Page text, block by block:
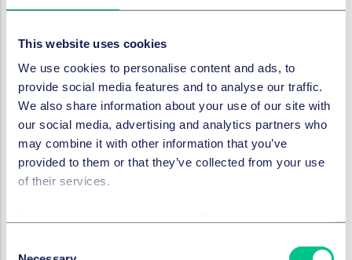
This website uses cookies
We use cookies to personalise content and ads, to
provide social media features and to analyse our traffic.
We also share information about your use of our site with
our social media, advertising and analytics partners who
may combine it with other information that you’ve
provided to them or that they’ve collected from your use
of their services.
sollten
HR Coffee Break #12
16. November 2023
vonChristina Poth, LL.M. (Edinburgh) ,Dr.
Michael Beer
Equal Pay – Warum